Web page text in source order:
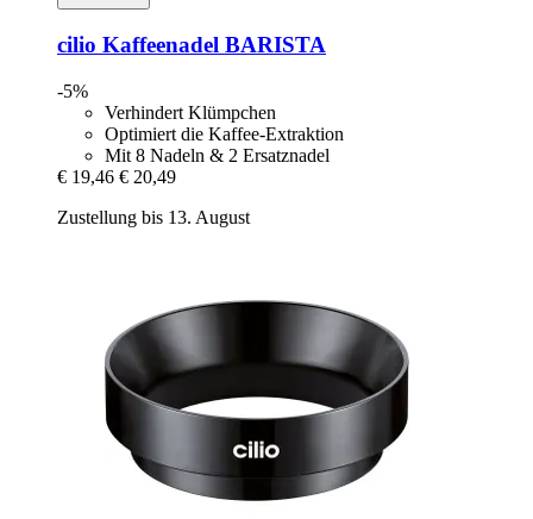
cilio Kaffeenadel BARISTA
-5%
Verhindert Klümpchen
Optimiert die Kaffee-Extraktion
Mit 8 Nadeln & 2 Ersatznadel
€ 19,46 € 20,49
Zustellung bis 13. August